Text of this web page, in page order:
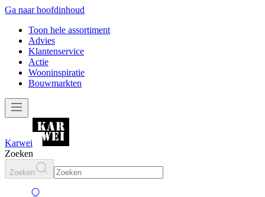
Ga naar hoofdinhoud
Toon hele assortiment
Advies
Klantenservice
Actie
Wooninspiratie
Bouwmarkten
Karwei
Zoeken
Zoeken